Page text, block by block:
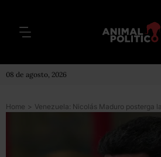
08 de agosto, 2026
Home >